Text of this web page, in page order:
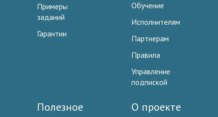
Примеры
заданий
Гарантии
Обучение
Исполнителям
Партнерам
Правила
Управление
подпиской
Полезное О проекте